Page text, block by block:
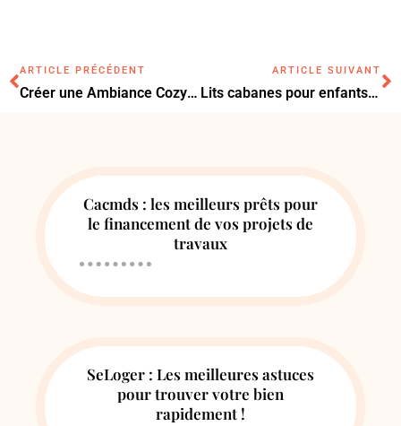
ARTICLE PRÉCÉDENT
Créer une Ambiance Cozy chez Soi avec la Déco Scandinave
ARTICLE SUIVANT
Lits cabanes pour enfants : transformez la chambre en un univers de rêve et de jeu
Cacmds : les meilleurs prêts pour
le financement de vos projets de
travaux
SeLoger : Les meilleures astuces
pour trouver votre bien
rapidement !